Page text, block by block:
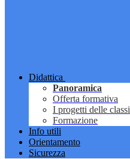
Didattica
Panoramica
Offerta formativa
I progetti delle classi
Formazione
Info utili
Orientamento
Sicurezza